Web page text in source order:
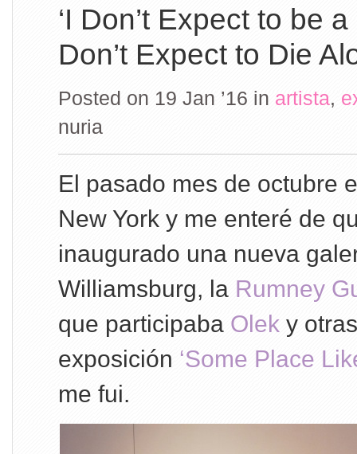
‘I Don’t Expect to be
Don’t Expect to Die
Posted on 19 Jan ’16 in artista,
nuria
El pasado mes de octubre
New York y me enteré de
inaugurado una nueva
Williamsburg, la Rumney
que participaba Olek y
exposición ‘Some Place
me fui.